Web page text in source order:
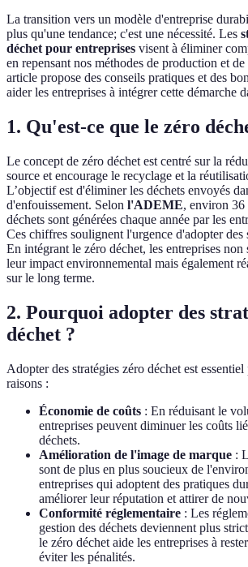
La transition vers un modèle d'entreprise
plus qu'une tendance; c'est une nécessité. Les
déchet pour entreprises visent à éliminer
en repensant nos méthodes de production et
article propose des conseils pratiques et des
aider les entreprises à intégrer cette démarche
1. Qu'est-ce que le zéro
Le concept de zéro déchet est centré sur la
source et encourage le recyclage et la
L’objectif est d'éliminer les déchets envoyés
d'enfouissement. Selon l'ADEME, environ 36
déchets sont générées chaque année par les
Ces chiffres soulignent l'urgence d'adopter des
En intégrant le zéro déchet, les entreprises non
leur impact environnemental mais également
sur le long terme.
2. Pourquoi adopter des
déchet ?
Adopter des stratégies zéro déchet est
raisons :
Économie de coûts : En réduisant le
entreprises peuvent diminuer les coûts
déchets.
Amélioration de l'image de marque :
sont de plus en plus soucieux de
entreprises qui adoptent des pratiques
améliorer leur réputation et attirer de
Conformité réglementaire : Les
gestion des déchets deviennent plus
le zéro déchet aide les entreprises à
éviter les pénalités.